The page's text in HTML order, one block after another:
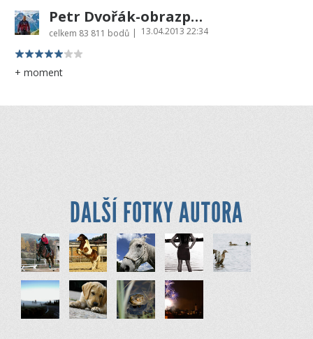
Petr Dvořák-obrazprovas.cz
celkem 83 811 bodů 13.04.2013 22:34
+ moment
DALŠÍ FOTKY AUTORA